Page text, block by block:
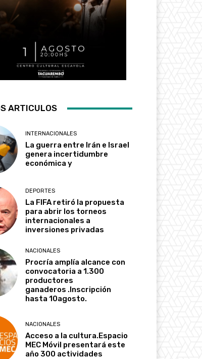
ARTICULOS
INTERNACIONALES
La guerra entre Irán e Israel
genera incertidumbre
económica y
DEPORTES
La FIFA retiró la propuesta
para abrir los torneos
internacionales a
inversiones privadas
NACIONALES
Procría amplía alcance con
convocatoria a 1.300
productores
ganaderos .Inscripción
hasta 10agosto.
NACIONALES
Acceso a la cultura.Espacio
MEC Móvil presentará este
año 300 actividades